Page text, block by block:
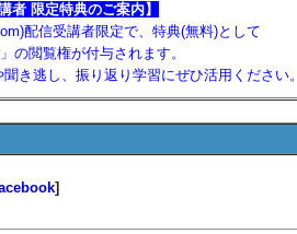
者 限定特典のご案内】
配信受講者限定で、特典(無料)として
の閲覧権が付与されます。
き逃し、振り返り学習にぜひ活用ください。
]